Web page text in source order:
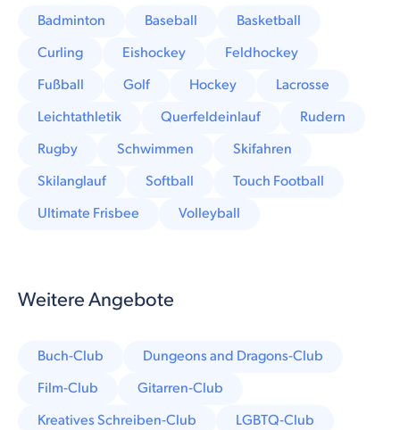
Badminton Baseball
Basketball
Curling
Eishockey
Feldhockey
Fußball
Golf Hockey
Lacrosse
Leichtathletik
Querfeldeinlauf
Rudern
Rugby
Schwimmen
Skifahren
Skilanglauf
Softball
Touch Football
Ultimate Frisbee
Volleyball
Weitere Angebote
Buch-Club
Dungeons and Dragons-Club
Film-Club
Gitarren-Club
Kreatives Schreiben-Club
LGBTQ-Club